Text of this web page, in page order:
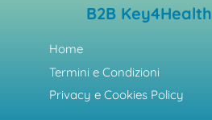
B2B Key4Health
Home
Termini e Condizioni
Privacy e Cookies Policy